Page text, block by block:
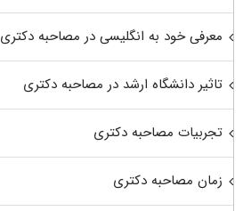
معرفی خود به انگلیسی در مصاحبه دکتری
تاثیر دانشگاه ارشد در مصاحبه دکتری
تجربیات مصاحبه دکتری
زمان مصاحبه دکتری